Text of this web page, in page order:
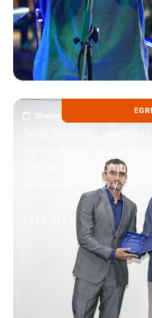
30 enero, 2023
Compromiso
Emprendimiento y Sello